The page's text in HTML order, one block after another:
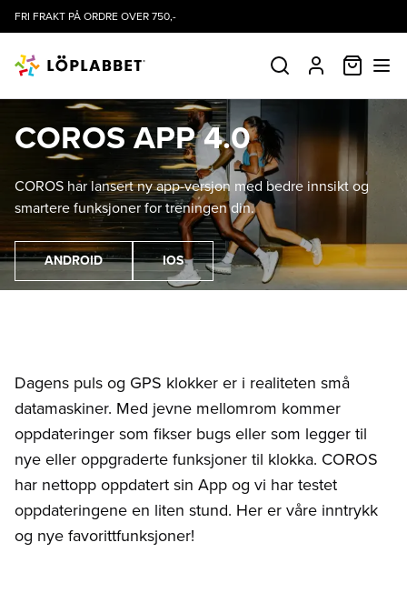
FRI FRAKT PÅ ORDRE OVER 750,-
SØK PROFIL
COROS APP 4.0
COROS har lansert ny app-versjon med bedre innsikt og
smartere funksjoner for treningen din.
ANDROID IOS
Dagens puls og GPS klokker er i realiteten små
datamaskiner. Med jevne mellomrom kommer
oppdateringer som fikser bugs eller som legger til
nye eller oppgraderte funksjoner til klokka. COROS
har nettopp oppdatert sin App og vi har testet
oppdateringene en liten stund. Her er våre inntrykk
og nye favorittfunksjoner!